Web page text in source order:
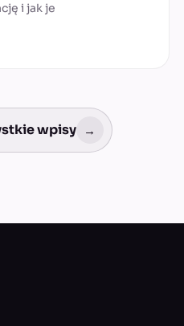
i jak je
wpisy →